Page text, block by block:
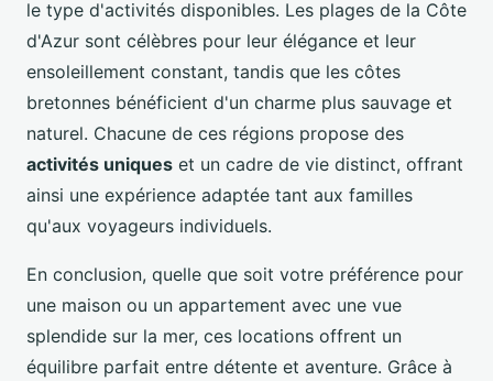
le type d'activités disponibles. Les plages de la Côte
d'Azur sont célèbres pour leur élégance et leur
ensoleillement constant, tandis que les côtes
bretonnes bénéficient d'un charme plus sauvage et
naturel. Chacune de ces régions propose des
activités uniques et un cadre de vie distinct, offrant
ainsi une expérience adaptée tant aux familles
qu'aux voyageurs individuels.
En conclusion, quelle que soit votre préférence pour
une maison ou un appartement avec une vue
splendide sur la mer, ces locations offrent un
équilibre parfait entre détente et aventure. Grâce à